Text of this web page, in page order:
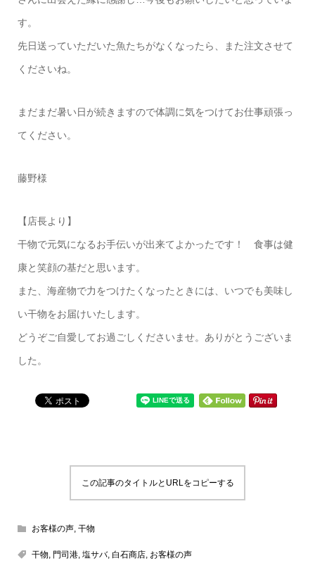
す。
先日送っていただいた魚たちがなくなったら、また注文させて
くださいね。
まだまだ暑い日が続きますので体調に気をつけてお仕事頑張っ
てください。
藤野様
【店長より】
干物で元気になるお手伝いが出来てよかったです！ 食事は健
康と笑顔の基だと思います。
また、海産物で力をつけたくなったときには、いつでも美味し
い干物をお届けいたします。
どうぞご自愛してお過ごしくださいませ。ありがとうございま
した。
この記事のタイトルとURLをコピーする
お客様の声, 干物
干物, 門司港, 塩サバ, 白石商店, お客様の声